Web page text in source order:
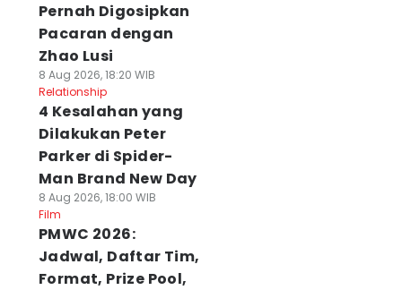
Pernah Digosipkan
Pacaran dengan
Zhao Lusi
8 Aug 2026, 18:20 WIB
Relationship
4 Kesalahan yang
Dilakukan Peter
Parker di Spider-
Man Brand New Day
8 Aug 2026, 18:00 WIB
Film
PMWC 2026:
Jadwal, Daftar Tim,
Format, Prize Pool,